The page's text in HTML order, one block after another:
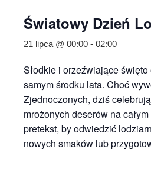
Światowy Dzień
21 lipca @ 00:00 - 02:00
Słodkie i orzeźwiające
samym środku lata. Choć
Zjednoczonych, dziś
mrożonych deserów na
pretekst, by odwiedzić
nowych smaków lub